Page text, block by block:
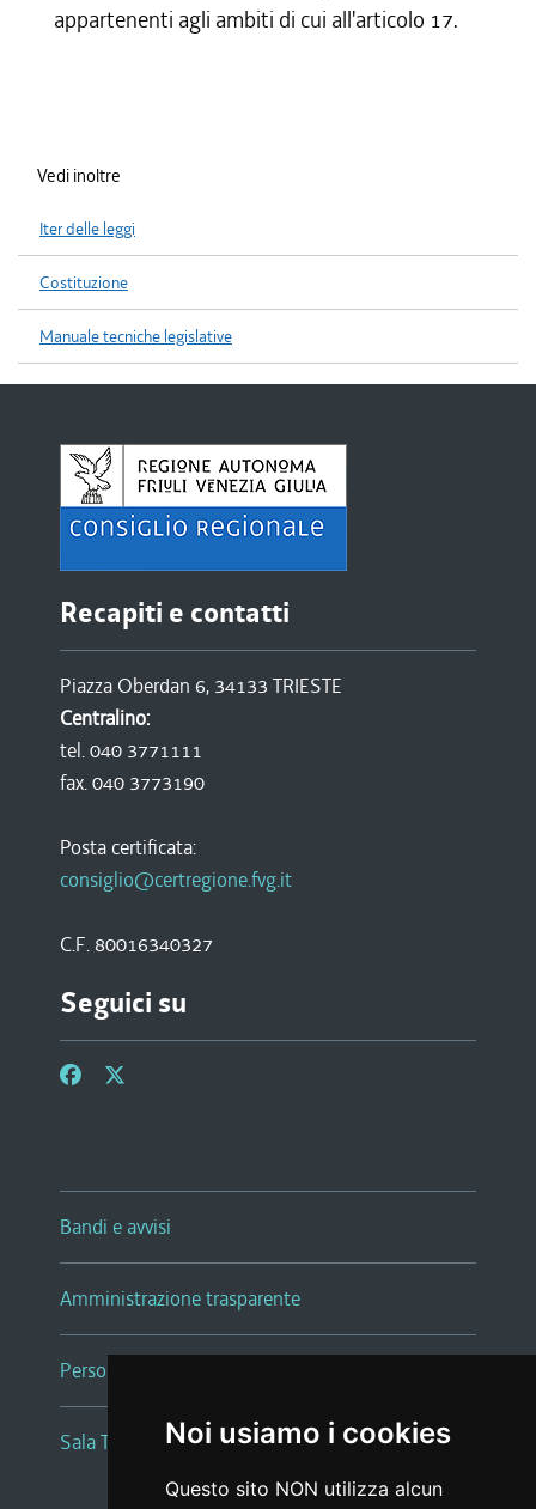
Noi usiamo i cookies
Questo sito NON utilizza alcun
appartenenti agli ambiti di cui all'articolo 17.
Vedi inoltre
Iter delle leggi
Costituzione
Manuale tecniche legislative
Recapiti e contatti
Piazza Oberdan 6, 34133 TRIESTE
Centralino:
tel. 040 3771111
fax. 040 3773190
Posta certificata:
consiglio@certregione.fvg.it
C.F. 80016340327
Seguici su
Bandi e avvisi
Amministrazione trasparente
Persone e Uffici
Sala Tiziano Tessitori